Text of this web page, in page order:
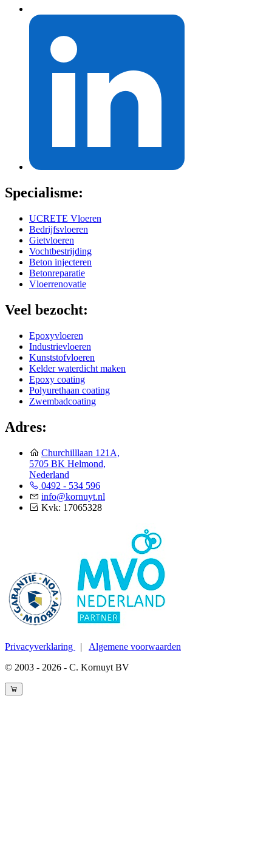
Specialisme:
UCRETE Vloeren
Bedrijfsvloeren
Gietvloeren
Vochtbestrijding
Beton injecteren
Betonreparatie
Vloerrenovatie
Veel bezocht:
Epoxyvloeren
Industrievloeren
Kunststofvloeren
Kelder waterdicht maken
Epoxy coating
Polyurethaan coating
Zwembadcoating
Adres:
Churchilllaan 121A,
5705 BK Helmond,
Nederland
0492 - 534 596
info@kornuyt.nl
Kvk: 17065328
Privacyverklaring | Algemene voorwaarden
© 2003 - 2026 - C. Kornuyt BV